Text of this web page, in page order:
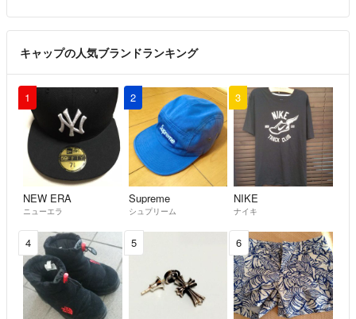
キャップの人気ブランドランキング
1
NEW ERA
ニューエラ
2
Supreme
シュプリーム
3
NIKE
ナイキ
4 5 6